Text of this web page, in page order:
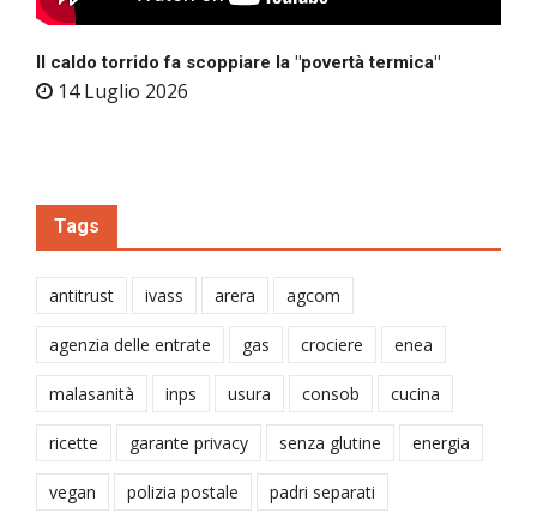
Il caldo torrido fa scoppiare la "povertà termica"
14 Luglio 2026
Tags
antitrust ivass arera agcom
agenzia delle entrate gas crociere enea
malasanità inps usura consob cucina
ricette garante privacy senza glutine energia
vegan polizia postale padri separati